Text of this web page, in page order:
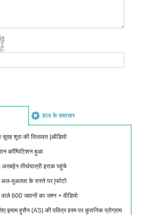
हाल के समाचार
सूरह शूरा की तिलावत |ऑडियो
कॉम्पिटिशन हुआ
तीर्थयात्री इराक पहुंचे
अल-मुअल्ला के रास्ते पर |फोटो
600 जवानों का जश्न + वीडियो
इमाम हुसैन (AS) की पवित्र हरम पर कुरानिक प्रोग्राम